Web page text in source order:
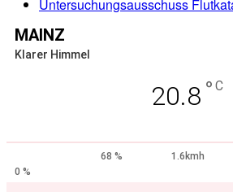
Untersuchungsausschuss
MAINZ
Klarer Himmel
20.8 ° C
68 %
1.6kmh
0 %